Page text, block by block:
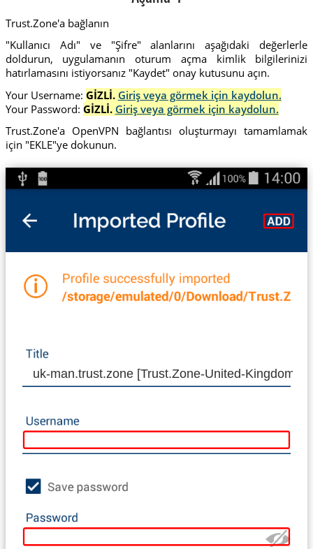
Trust.Zone'a bağlanın
"Kullanıcı Adı" ve "Şifre" alanlarını aşağıdaki değerlerle
doldurun, uygulamanın oturum açma kimlik bilgilerinizi
hatırlamasını istiyorsanız "Kaydet" onay kutusunu açın.
Your Username: GİZLİ. Giriş veya görmek için kaydolun.
Your Password: GİZLİ. Giriş veya görmek için kaydolun.
Trust.Zone'a OpenVPN bağlantısı oluşturmayı tamamlamak
için "EKLE"ye dokunun.
uk-man.trust.zone [Trust.Zone-United-Kingdom-